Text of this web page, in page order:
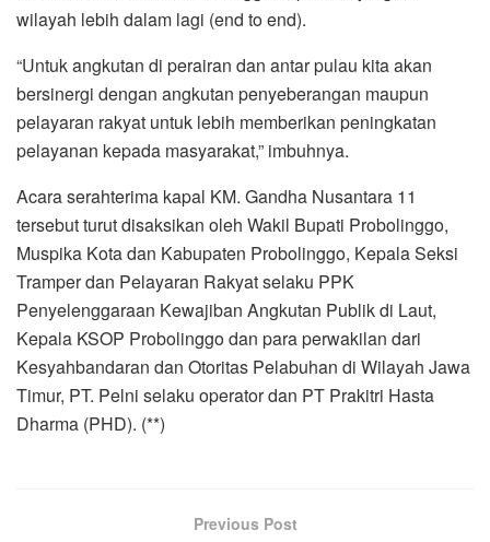
wilayah lebih dalam lagi (end to end).
“Untuk angkutan di perairan dan antar pulau kita akan
bersinergi dengan angkutan penyeberangan maupun
pelayaran rakyat untuk lebih memberikan peningkatan
pelayanan kepada masyarakat,” imbuhnya.
Acara serahterima kapal KM. Gandha Nusantara 11
tersebut turut disaksikan oleh Wakil Bupati Probolinggo,
Muspika Kota dan Kabupaten Probolinggo, Kepala Seksi
Tramper dan Pelayaran Rakyat selaku PPK
Penyelenggaraan Kewajiban Angkutan Publik di Laut,
Kepala KSOP Probolinggo dan para perwakilan dari
Kesyahbandaran dan Otoritas Pelabuhan di Wilayah Jawa
Timur, PT. Pelni selaku operator dan PT Prakitri Hasta
Dharma (PHD). (**)
Previous Post